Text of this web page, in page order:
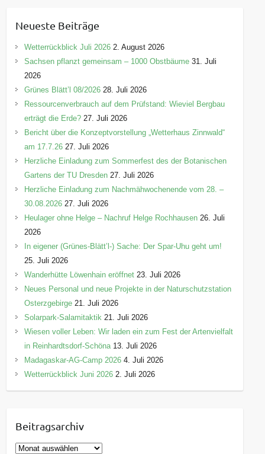
g
o
r
e
n
Neueste Beiträge
Wetterrückblick Juli 2026 2. August 2026
Sachsen pflanzt gemeinsam – 1000 Obstbäume 31. Juli
2026
Grünes Blätt’l 08/2026 28. Juli 2026
Ressourcenverbrauch auf dem Prüfstand: Wieviel Bergbau
erträgt die Erde? 27. Juli 2026
Bericht über die Konzeptvorstellung „Wetterhaus Zinnwald“
am 17.7.26 27. Juli 2026
Herzliche Einladung zum Sommerfest des der Botanischen
Gartens der TU Dresden 27. Juli 2026
Herzliche Einladung zum Nachmähwochenende vom 28. –
30.08.2026 27. Juli 2026
Heulager ohne Helge – Nachruf Helge Rochhausen 26. Juli
2026
In eigener (Grünes-Blätt’l-) Sache: Der Spar-Uhu geht um!
25. Juli 2026
Wanderhütte Löwenhain eröffnet 23. Juli 2026
Neues Personal und neue Projekte in der Naturschutzstation
Osterzgebirge 21. Juli 2026
Solarpark-Salamitaktik 21. Juli 2026
Wiesen voller Leben: Wir laden ein zum Fest der Artenvielfalt
in Reinhardtsdorf-Schöna 13. Juli 2026
Madagaskar-AG-Camp 2026 4. Juli 2026
Wetterrückblick Juni 2026 2. Juli 2026
Beitragsarchiv
B